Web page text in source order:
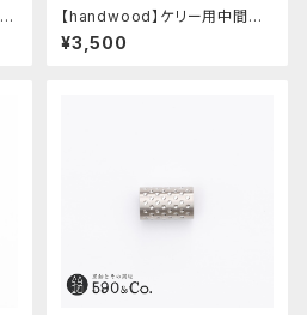
【handwood】ケリー用中間パ
ーツ/カスタムグリップ (八角形/
ステンレス)
¥3,500